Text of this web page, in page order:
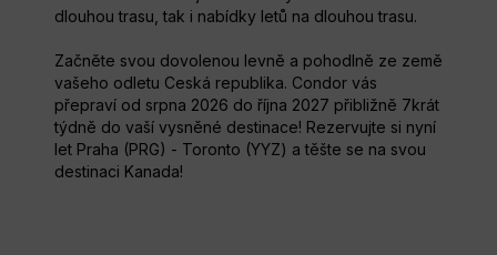
dlouhou trasu, tak i nabídky letů na dlouhou trasu.
Začněte svou dovolenou levně a pohodlně ze země
vašeho odletu Ceská republika. Condor vás
přepraví od srpna 2026 do října 2027 přibližně 7krát
týdně do vaší vysněné destinace! Rezervujte si nyní
let Praha (PRG) - Toronto (YYZ) a těšte se na svou
destinaci Kanada!